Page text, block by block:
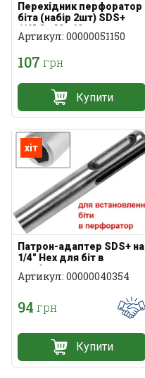
Перехідник перфоратор
біта (набір 2шт) SDS+
1/4" Cr-Mo 60мм
Артикул: 00000051150
107 грн
Купити
хіт
Патрон-адаптер SDS+ на
1/4" Hex для біт в
перфоратор
Артикул: 00000040354
94 грн
Купити